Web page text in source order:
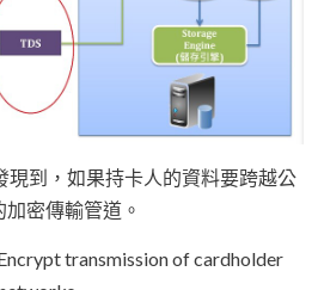
現到，如果持卡人的資料要跨越公
密傳輸管道。
transmission of cardholder